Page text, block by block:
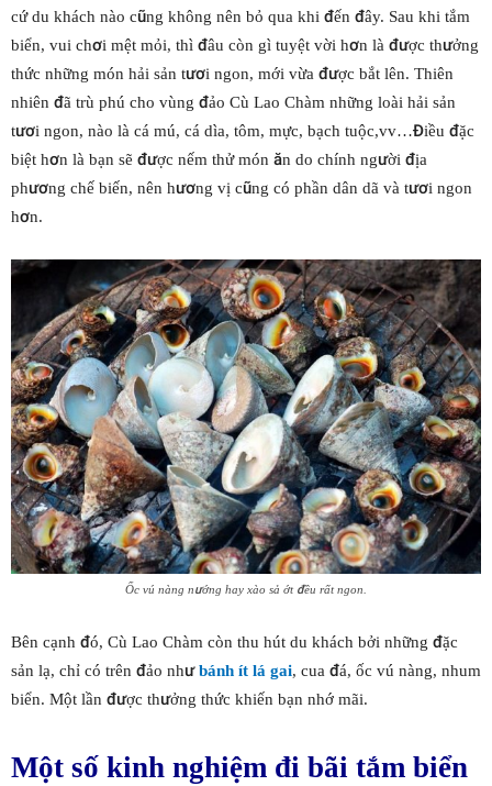
cứ du khách nào cũng không nên bỏ qua khi đến đây. Sau khi tắm
biển, vui chơi mệt mỏi, thì đâu còn gì tuyệt vời hơn là được thưởng
thức những món hải sản tươi ngon, mới vừa được bắt lên. Thiên
nhiên đã trù phú cho vùng đảo Cù Lao Chàm những loài hải sản
tươi ngon, nào là cá mú, cá dìa, tôm, mực, bạch tuộc,vv…Điều đặc
biệt hơn là bạn sẽ được nếm thử món ăn do chính người địa
phương chế biến, nên hương vị cũng có phần dân dã và tươi ngon
hơn.
Ốc vú nàng nướng hay xào sả ớt đều rất ngon.
Bên cạnh đó, Cù Lao Chàm còn thu hút du khách bởi những đặc
sản lạ, chỉ có trên đảo nhưbánh ít lá gai, cua đá, ốc vú nàng, nhum
biển. Một lần được thưởng thức khiến bạn nhớ mãi.
Một số kinh nghiệm đi bãi tắm biển